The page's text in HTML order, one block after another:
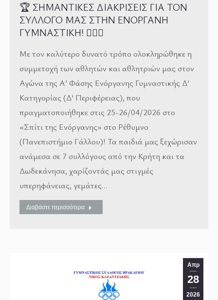
🏆 ΣΗΜΑΝΤΙΚΕΣ ΔΙΑΚΡΙΣΕΙΣ ΓΙΑ ΤΟΝ
ΣΥΛΛΟΓΟ ΜΑΣ ΣΤΗΝ ΕΝΟΡΓΑΝΗ
ΓΥΜΝΑΣΤΙΚΗ! 🤸‍♂️✨
Με τον καλύτερο δυνατό τρόπο ολοκληρώθηκε η
συμμετοχή των αθλητών και αθλητριών μας στον
Αγώνα της Α’ Φάσης Ενόργανης Γυμναστικής Δ’
Κατηγορίας (Δ’ Περιφέρειας), που
πραγματοποιήθηκε στις 25-26/04/2026 στο
«Σπίτι της Ενόργανης» στο Ρέθυμνο
(Πανεπιστήμιο Γάλλου)! Τα παιδιά μας ξεχώρισαν
ανάμεσα σε 7 συλλόγους από την Κρήτη και τα
Δωδεκάνησα, χαρίζοντάς μας στιγμές
υπερηφάνειας, γεμάτες…
Διαβάστε περισσότερα
Απρ
28
2026